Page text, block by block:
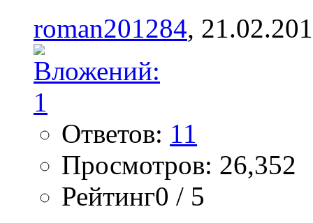
roman201284,
Ответов: 11
Просмотров: 26,352
Рейтинг0 / 5